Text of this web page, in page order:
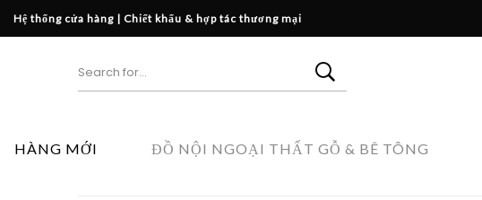
Hệ thống cửa hàng | Chiết khấu & hợp tác thương mại
HÀNG MỚI ĐỒ NỘI NGOẠI THẤT GỖ & BÊ TÔNG